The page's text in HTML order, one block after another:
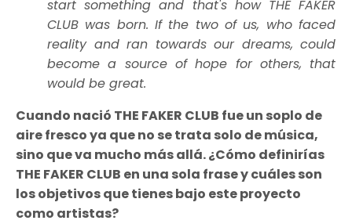
start something and that's how THE FAKER
CLUB was born. If the two of us, who faced
reality and ran towards our dreams, could
become a source of hope for others, that
would be great.
Cuando nació THE FAKER CLUB fue un soplo de
aire fresco ya que no se trata solo de música,
sino que va mucho más allá. ¿Cómo definirías
THE FAKER CLUB en una sola frase y cuáles son
los objetivos que tienes bajo este proyecto
como artistas?